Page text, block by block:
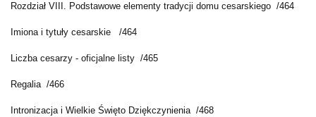
Rozdział VIII. Podstawowe elementy tradycji domu cesarskiego /464
Imiona i tytuły cesarskie /464
Liczba cesarzy - oficjalne listy /465
Regalia /466
Intronizacja i Wielkie Święto Dziękczynienia /468